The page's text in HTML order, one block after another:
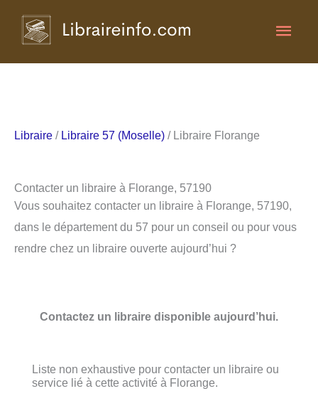
Libraire / Libraire 57 (Moselle) / Libraire Florange
Contacter un libraire à Florange, 57190
Vous souhaitez contacter un libraire à Florange, 57190,
dans le département du 57 pour un conseil ou pour vous
rendre chez un libraire ouverte aujourd’hui ?
Contactez un libraire disponible aujourd’hui.
Liste non exhaustive pour contacter un libraire ou
service lié à cette activité à Florange.